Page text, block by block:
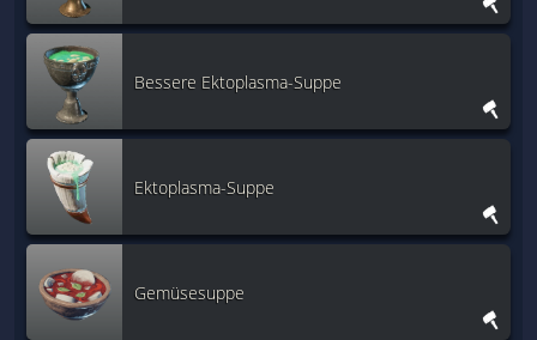
Bessere Ektoplasma-Suppe
Ektoplasma-Suppe
Gemüsesuppe